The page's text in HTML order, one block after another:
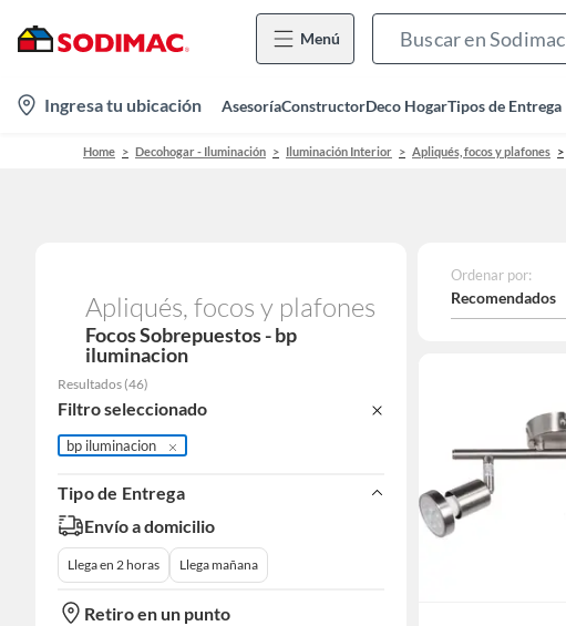
Menú
location-
icon
Ingresa tu ubicación AsesoríaConstructorDeco HogarTipos de Entrega
Home Decohogar - Iluminación Iluminación Interior Apliqués, focos y plafones
Apliqués, focos y plafones
Focos Sobrepuestos - bp
iluminacion
Resultados (46)
Filtro seleccionado
bp iluminacion
Tipo de Entrega
Envío a domicilio
Llega en 2 horas Llega mañana
Retiro en un punto
Ordenar por:
Recomendados